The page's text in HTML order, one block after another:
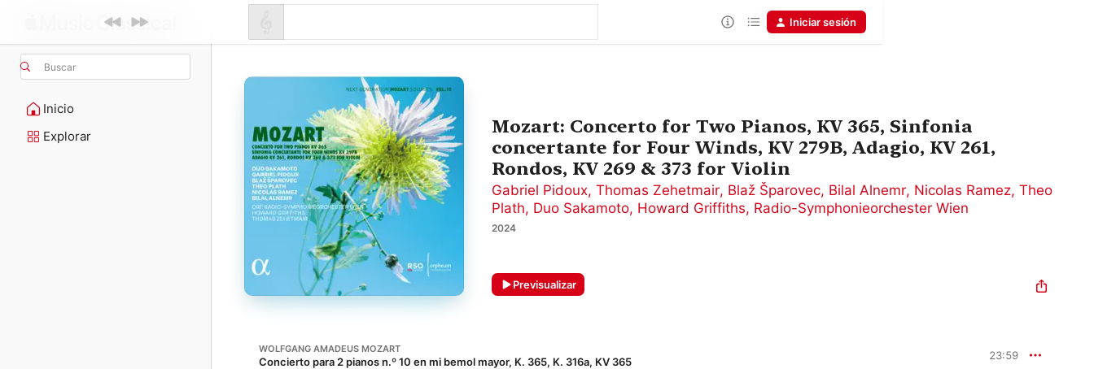
Buscar
Inicio
Explorar
Iniciar sesión
Mozart: Concerto for Two Pianos, KV 365, Sinfonia
concertante for Four Winds, KV 279B, Adagio, KV 261,
Rondos, KV 269 & 373 for Violin
Gabriel Pidoux, Thomas Zehetmair, Blaž Šparovec, Bilal Alnemr, Nicolas Ramez, Theo
Plath, Duo Sakamoto, Howard Griffiths, Radio-Symphonieorchester Wien
2024
Previsualizar
WOLFGANG AMADEUS MOZART
Concierto para 2 pianos n.º 10 en mi bemol mayor, K. 365, K. 316a, KV 365 23:59